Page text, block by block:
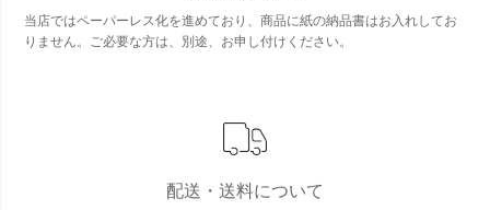
当店ではペーパーレス化を進めており、商品に紙の納品書はお入れしてお
りません。ご必要な方は、別途、お申し付けください。
配送・送料について